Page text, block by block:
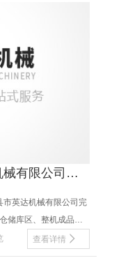
有限公司扩
市英达机械有限公司完
储库区、整机成品堆
查看详情